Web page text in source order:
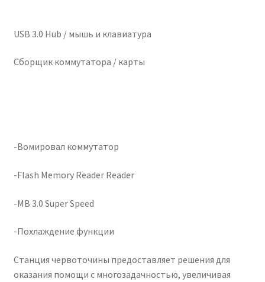
Чистка кондиционеров
USB 3.0 Hub / мышь и клавиатура
Сборщик коммутатора / карты
-Вомировал коммутатор
-Flash Memory Reader Reader
-MB 3.0 Super Speed
-Похлаждение функции
Станция червоточины предоставляет решения для
оказания помощи с многозадачностью, увеличивая